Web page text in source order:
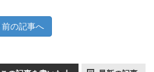
前の記事へ